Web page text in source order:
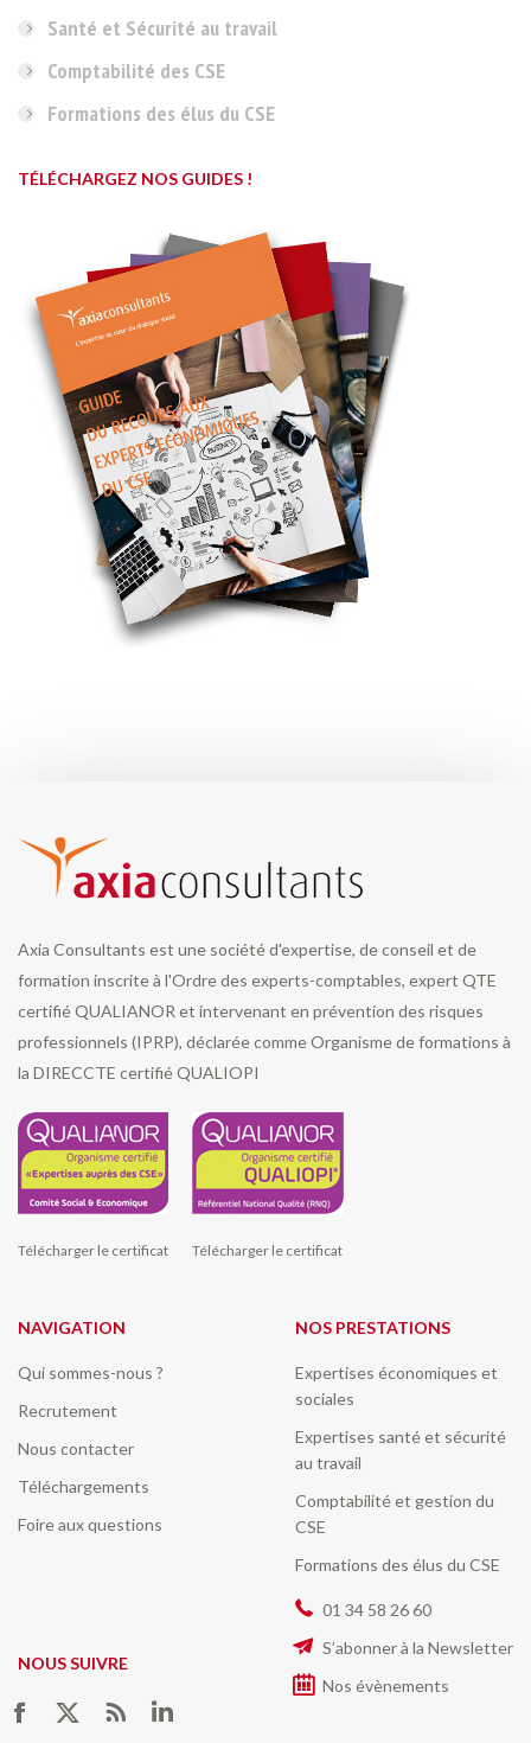
Santé et Sécurité au travail
Comptabilité des CSE
Formations des élus du CSE
TÉLÉCHARGEZ NOS GUIDES !
Axia Consultants est une société d'expertise, de conseil et de
formation inscrite à l'Ordre des experts-comptables, expert QTE
certifié QUALIANOR et intervenant en prévention des risques
professionnels (IPRP), déclarée comme Organisme de formations à
la DIRECCTE certifié QUALIOPI
Télécharger le certificat Télécharger le certificat
NAVIGATION
Qui sommes-nous ?
Recrutement
Nous contacter
Téléchargements
Foire aux questions
NOS PRESTATIONS
Expertises économiques et
sociales
Expertises santé et sécurité
au travail
Comptabilité et gestion du
CSE
Formations des élus du CSE
NOUS SUIVRE
nous sur :
FacebookTwitterRSS LinkedIn
01 34 58 26 60
S’abonner à la Newsletter
Nos évènements